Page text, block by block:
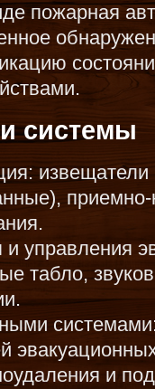
пожарная
системы
управления
табло,
и